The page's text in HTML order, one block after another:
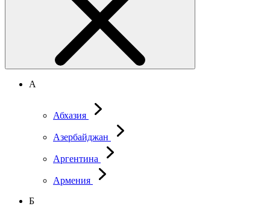
А
Абхазия
Азербайджан
Аргентина
Армения
Б